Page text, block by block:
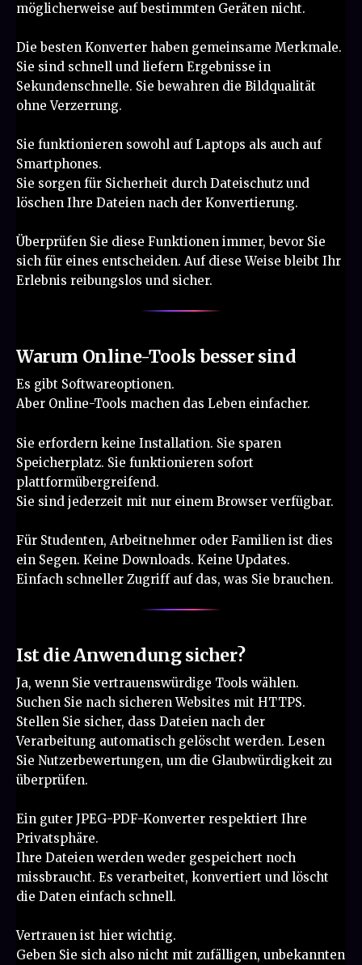
möglicherweise auf bestimmten Geräten nicht.
Die besten Konverter haben gemeinsame Merkmale.
Sie sind schnell und liefern Ergebnisse in
Sekundenschnelle. Sie bewahren die Bildqualität
ohne Verzerrung.
Sie funktionieren sowohl auf Laptops als auch auf
Smartphones.
Sie sorgen für Sicherheit durch Dateischutz und
löschen Ihre Dateien nach der Konvertierung.
Überprüfen Sie diese Funktionen immer, bevor Sie
sich für eines entscheiden. Auf diese Weise bleibt Ihr
Erlebnis reibungslos und sicher.
Warum Online-Tools besser sind
Es gibt Softwareoptionen.
Aber Online-Tools machen das Leben einfacher.
Sie erfordern keine Installation. Sie sparen
Speicherplatz. Sie funktionieren sofort
plattformübergreifend.
Sie sind jederzeit mit nur einem Browser verfügbar.
Für Studenten, Arbeitnehmer oder Familien ist dies
ein Segen. Keine Downloads. Keine Updates.
Einfach schneller Zugriff auf das, was Sie brauchen.
Ist die Anwendung sicher?
Ja, wenn Sie vertrauenswürdige Tools wählen.
Suchen Sie nach sicheren Websites mit HTTPS.
Stellen Sie sicher, dass Dateien nach der
Verarbeitung automatisch gelöscht werden. Lesen
Sie Nutzerbewertungen, um die Glaubwürdigkeit zu
überprüfen.
Ein guter JPEG-PDF-Konverter respektiert Ihre
Privatsphäre.
Ihre Dateien werden weder gespeichert noch
missbraucht. Es verarbeitet, konvertiert und löscht
die Daten einfach schnell.
Vertrauen ist hier wichtig.
Geben Sie sich also nicht mit zufälligen, unbekannten